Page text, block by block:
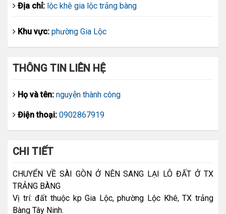
Địa chỉ: lộc khê gia lộc trảng bàng
Khu vực: phường Gia Lộc
THÔNG TIN LIÊN HỆ
Họ và tên: nguyễn thành công
Điện thoại: 0902867919
CHI TIẾT
CHUYỂN VỀ SÀI GÒN Ở NÊN SANG LẠI LÔ ĐẤT Ở TX
TRẢNG BÀNG
Vị trí: đất thuộc kp Gia Lộc, phường Lộc Khê, TX trảng
Bàng Tây Ninh.